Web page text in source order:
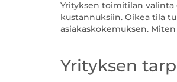
Yrityksen toimitilan
kustannuksiin. Oikea tila
asiakaskokemuksen.
Yrityksen